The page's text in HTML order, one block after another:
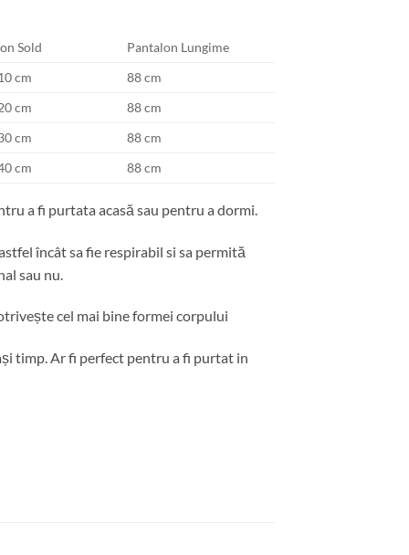
Sold
Pantalon Lungime
cm
88 cm
cm
88 cm
cm
88 cm
cm 88 cm
a fi purtata acasă sau pentru a dormi.
încât sa fie respirabil si sa permită
sau nu.
cel mai bine formei corpului
timp. Ar fi perfect pentru a fi purtat in